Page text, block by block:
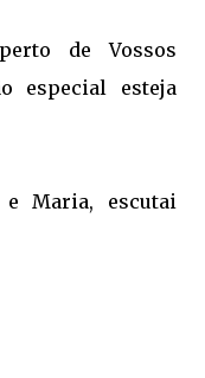
de Vossos
especial esteja
e Maria, escutai